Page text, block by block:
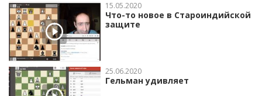
15.05.2020
Что-то новое в Староиндийской
защите
25.06.2020
Гельман удивляет